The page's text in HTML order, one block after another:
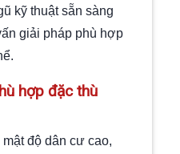
kỹ thuật sẵn sàng
giải pháp phù hợp
hợp đặc thù
độ dân cư cao,